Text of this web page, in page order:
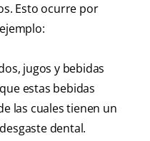
Esto ocurre por
jugos y bebidas
estas bebidas
las cuales tienen un
dental.